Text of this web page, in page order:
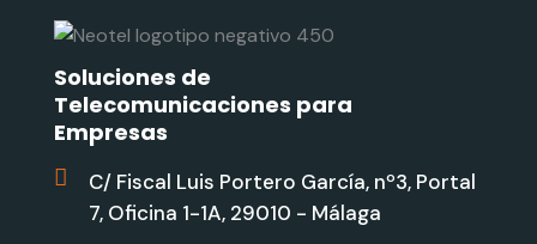
Soluciones de
Telecomunicaciones para
Empresas
C/ Fiscal Luis Portero García, nº3, Portal
7, Oficina 1-1A, 29010 - Málaga